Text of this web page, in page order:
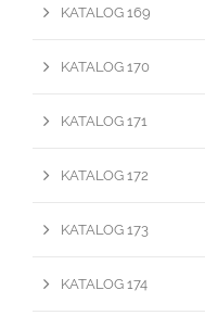
KATALOG 169
KATALOG 170
KATALOG 171
KATALOG 172
KATALOG 173
KATALOG 174